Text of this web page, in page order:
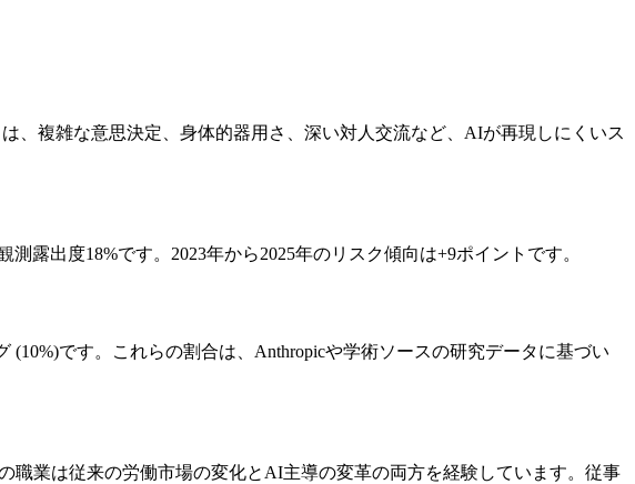
、複雑な意思決定、身体的器用さ、深い対人交流など、AIが再現しにくいス
露出度18%です。2023年から2025年のリスク傾向は+9ポイントです。
です。これらの割合は、Anthropicや学術ソースの研究データに基づい
職業は従来の労働市場の変化とAI主導の変革の両方を経験しています。従事